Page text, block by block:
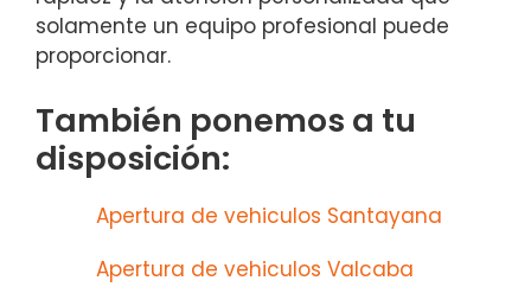
solamente un equipo profesional puede
proporcionar.
También ponemos a tu
disposición:
Apertura de vehiculos Santayana
Apertura de vehiculos Valcaba